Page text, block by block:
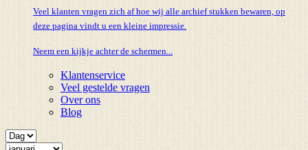
Veel klanten vragen zich af hoe wij alle archief stukken bewaren, op
deze pagina vindt u een kleine impressie.
Neem een kijkje achter de schermen...
Klantenservice
Veel gestelde vragen
Over ons
Blog